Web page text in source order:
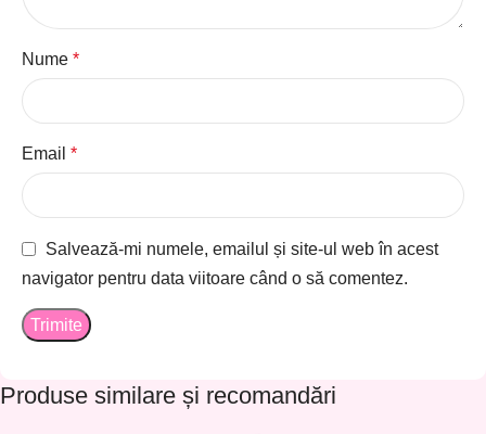
Nume *
Email *
Salvează-mi numele, emailul și site-ul web în acest
navigator pentru data viitoare când o să comentez.
Produse similare și recomandări